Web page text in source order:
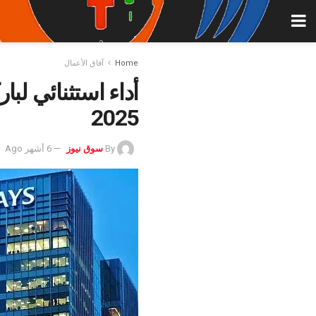
Home آفاق الأعمال
2025
By سوق نيوز 6 أشهر Ago